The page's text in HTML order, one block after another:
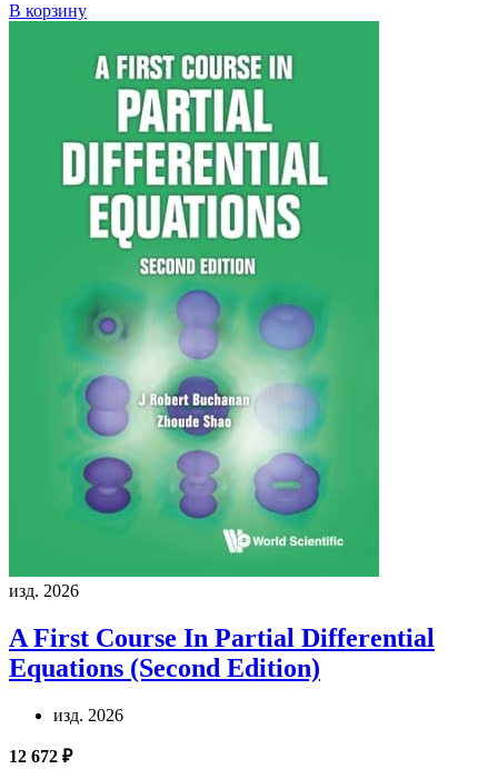
В корзину
изд. 2026
A First Course In Partial Differential
Equations (Second Edition)
изд. 2026
12 672 ₽